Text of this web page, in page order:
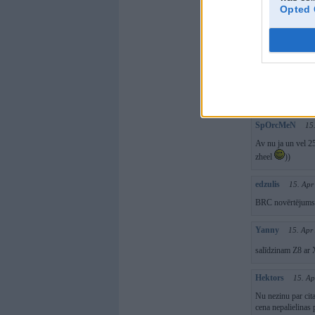
Opted
SpOrcMeN
negribas iet
tev poljubomu
btw, 335 un 330
saprotu, ka
SpOrcMeN
Av nu ja un vel
zheel
))
edzulis 15.
BRC
Yanny 15.
salīdzinam Z8 ar
Hektors 15.
Nu nezinu par
cena